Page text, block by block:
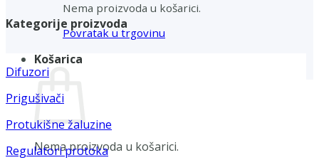
Nema proizvoda u košarici.
Povratak u trgovinu
Košarica
Nema proizvoda u košarici.
Kategorije proizvoda
Difuzori
Prigušivači
Protukišne žaluzine
Regulatori protoka